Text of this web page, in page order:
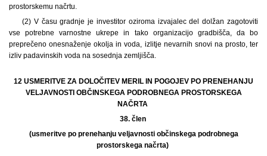
prostorskemu načrtu.
(2) V času gradnje je investitor oziroma izvajalec del dolžan zagotoviti
vse potrebne varnostne ukrepe in tako organizacijo gradbišča, da bo
preprečeno onesnaženje okolja in voda, izlitje nevarnih snovi na prosto, ter
izliv padavinskih voda na sosednja zemljišča.
12 USMERITVE ZA DOLOČITEV MERIL IN POGOJEV PO PRENEHANJU
VELJAVNOSTI OBČINSKEGA PODROBNEGA PROSTORSKEGA
NAČRTA
38. člen
(usmeritve po prenehanju veljavnosti občinskega podrobnega
prostorskega načrta)